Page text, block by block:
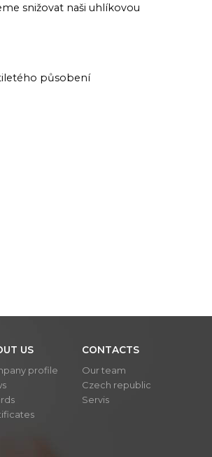
snižovat naši uhlíkovou
působení
US
profile
CONTACTS
Our team
Czech republic
Servis